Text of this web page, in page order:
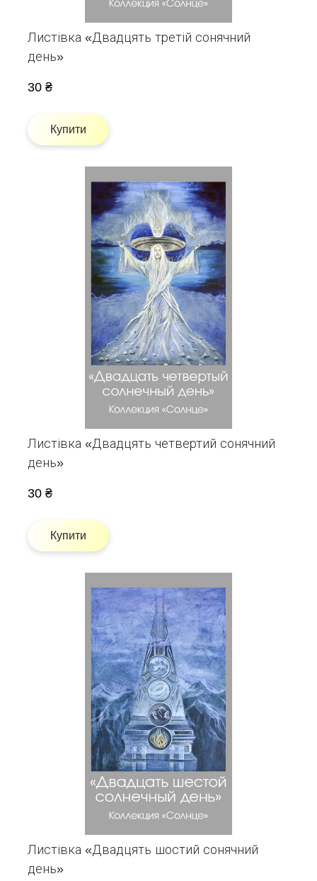
Листівка «Двадцять третій сонячний
день»
30 ₴
Купити
Листівка «Двадцять четвертий сонячний
день»
30 ₴
Купити
Листівка «Двадцять шостий сонячний
день»